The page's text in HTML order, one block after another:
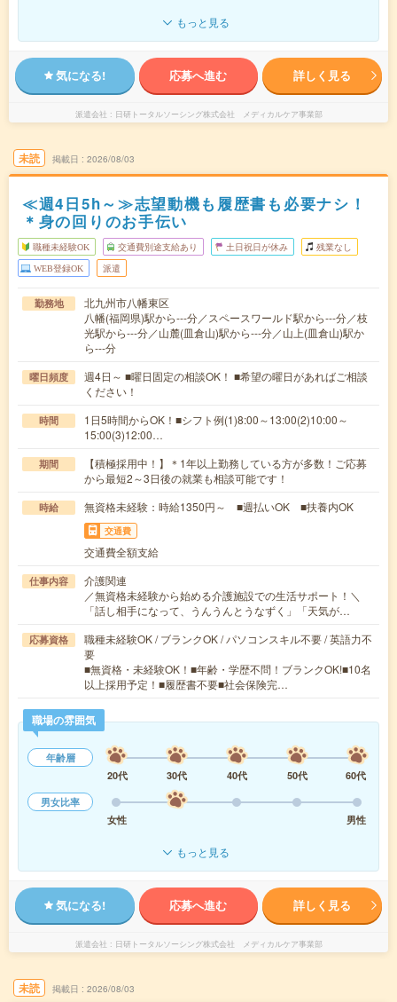
もっと見る
気になる! 応募へ進む 詳しく見る
派遣会社 日研トータルソーシング株式会社 メディカルケア事業部
未読 掲載日 2026/08/03
≪週4日5h～≫志望動機も履歴書も必要ナシ！
＊身の回りのお手伝い
職種未経験OK 交通費別途支給あり 土日祝日が休み 残業なし
WEB登録OK 派遣
勤務地
北九州市八幡東区
八幡(福岡県)駅から---分／スペースワールド駅から---分／枝
光駅から---分／山麓(皿倉山)駅から---分／山上(皿倉山)駅か
ら---分
曜日頻度
週4日～ ■曜日固定の相談OK！ ■希望の曜日があればご相談
ください！
時間
1日5時間からOK！■シフト例(1)8:00～13:00(2)10:00～
15:00(3)12:00…
期間
【積極採用中！】＊1年以上勤務している方が多数！ご応募
から最短2～3日後の就業も相談可能です！
時給 無資格未経験：時給1350円～ ■週払いOK ■扶養内OK
交通費
交通費全額支給
仕事内容
介護関連
／無資格未経験から始める介護施設での生活サポート！＼
「話し相手になって、うんうんとうなずく」「天気が…
応募資格
職種未経験OK / ブランクOK / パソコンスキル不要 / 英語力不
要
■無資格・未経験OK！■年齢・学歴不問！ブランクOK!■10名
以上採用予定！■履歴書不要■社会保険完…
職場の雰囲気
年齢層
20代
30代 40代 50代
60代
男女比率
女性
男性
もっと見る
気になる! 応募へ進む 詳しく見る
派遣会社 日研トータルソーシング株式会社 メディカルケア事業部
未読 掲載日 2026/08/03